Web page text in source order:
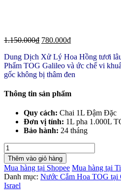
1.150.000₫ 780.000₫
Dung Dịch Xử Lý Hoa Hồng tươi
Phẩm TOG Galileo và ức chế vi
gốc không bị thâm đen
Thông tin sản phẩm
Quy cách: Chai 1L Đậm Đặc
Đơn vị tính: 1L pha 1.000L
Bảo hành: 24 tháng
Dung
Dịch
Xử
Lý
Hoa
Hồng
Thêm vào giỏ hàng
Mua hàng tại Shopee Mua hàng tại
Danh mục: Nước Cắm Hoa TOG tại
Israel